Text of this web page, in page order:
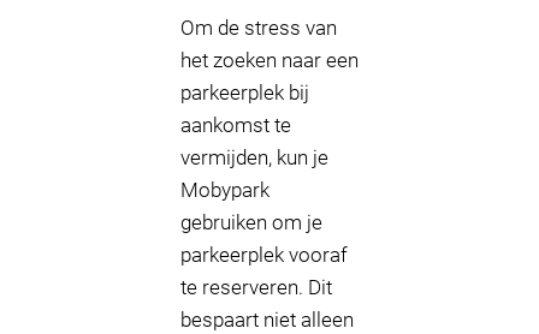
Om de stress van
het zoeken naar een
parkeerplek bij
aankomst te
vermijden, kun je
Mobypark
gebruiken om je
parkeerplek vooraf
te reserveren. Dit
bespaart niet alleen